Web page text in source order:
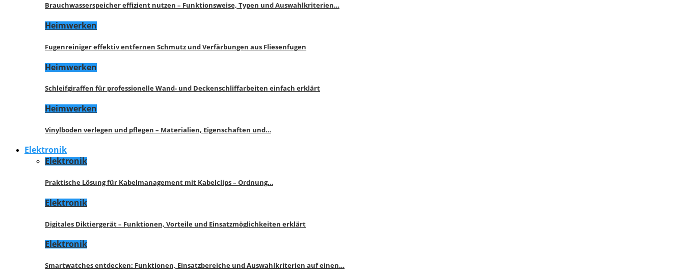
Brauchwasserspeicher effizient nutzen – Funktionsweise, Typen und Auswahlkriterien…
Heimwerken
Fugenreiniger effektiv entfernen Schmutz und Verfärbungen aus Fliesenfugen
Heimwerken
Schleifgiraffen für professionelle Wand- und Deckenschliffarbeiten einfach erklärt
Heimwerken
Vinylboden verlegen und pflegen – Materialien, Eigenschaften und…
Elektronik
Elektronik
Praktische Lösung für Kabelmanagement mit Kabelclips – Ordnung…
Elektronik
Digitales Diktiergerät – Funktionen, Vorteile und Einsatzmöglichkeiten erklärt
Elektronik
Smartwatches entdecken: Funktionen, Einsatzbereiche und Auswahlkriterien auf einen…